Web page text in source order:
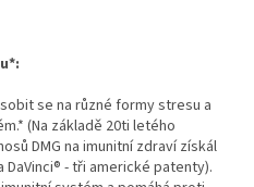
se na různé formy stresu a
(Na základě 20ti letého
DMG na imunitní zdraví získál
DaVinci® - tři americké patenty).